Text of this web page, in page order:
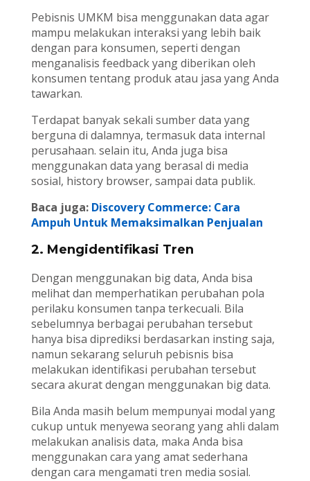
Pebisnis UMKM bisa menggunakan data agar
mampu melakukan interaksi yang lebih baik
dengan para konsumen, seperti dengan
menganalisis feedback yang diberikan oleh
konsumen tentang produk atau jasa yang Anda
tawarkan.
Terdapat banyak sekali sumber data yang
berguna di dalamnya, termasuk data internal
perusahaan. selain itu, Anda juga bisa
menggunakan data yang berasal di media
sosial, history browser, sampai data publik.
Baca juga: Discovery Commerce: Cara
Ampuh Untuk Memaksimalkan Penjualan
2. Mengidentifikasi Tren
Dengan menggunakan big data, Anda bisa
melihat dan memperhatikan perubahan pola
perilaku konsumen tanpa terkecuali. Bila
sebelumnya berbagai perubahan tersebut
hanya bisa diprediksi berdasarkan insting saja,
namun sekarang seluruh pebisnis bisa
melakukan identifikasi perubahan tersebut
secara akurat dengan menggunakan big data.
Bila Anda masih belum mempunyai modal yang
cukup untuk menyewa seorang yang ahli dalam
melakukan analisis data, maka Anda bisa
menggunakan cara yang amat sederhana
dengan cara mengamati tren media sosial.